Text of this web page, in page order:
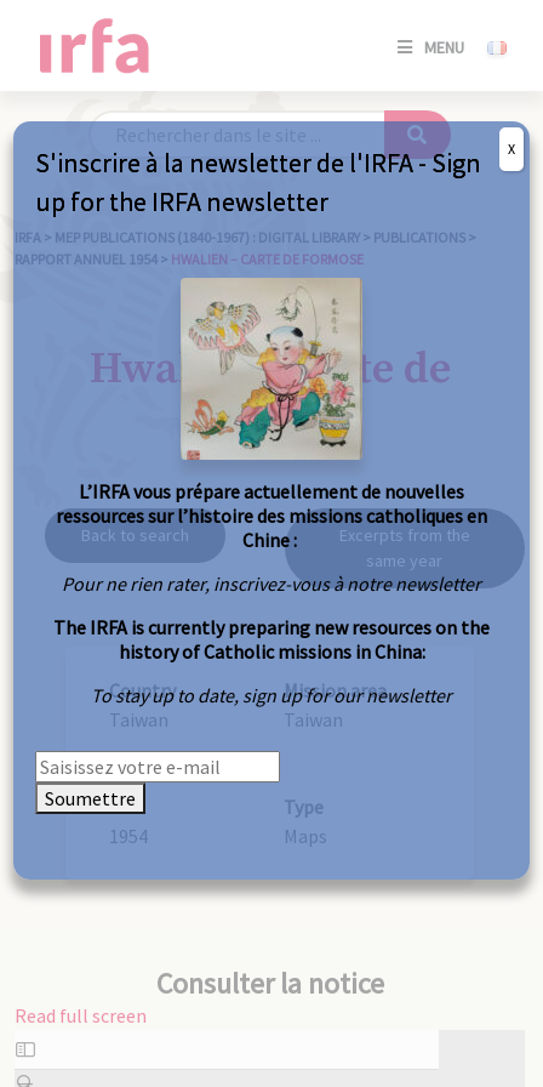
MENU
SE
/
IRFA > MEP PUBLICATIONS (1840-1967) : DIGITAL LIBRARY > PUBLICATIONS >
RAPPORT ANNUEL 1954 > HWALIEN – CARTE DE FORMOSE
Hwalien - Carte de
Formose
Back to search
Excerpts from the
same year
Country
Taiwan
Mission area
Taiwan
Year
1954
Type
Maps
Consulter la notice
Read full screen
Skip
to
S'inscrire à la newsletter de l'IRFA - Sign
up for the IRFA newsletter
L’IRFA vous prépare actuellement de nouvelles
ressources sur l’histoire des missions catholiques en
Chine :
Pour ne rien rater, inscrivez-vous à notre newsletter
The IRFA is currently preparing new resources on the
history of Catholic missions in China:
To stay up to date, sign up for our newsletter
Soumettre
X